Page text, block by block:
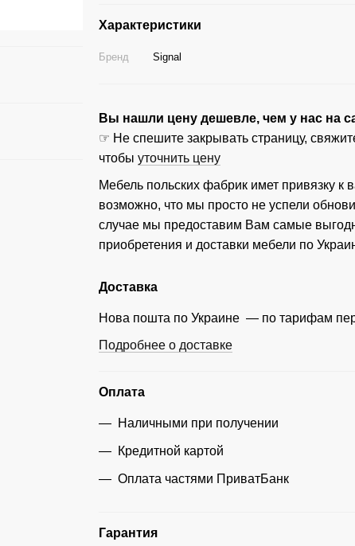
Характеристики
Бренд Signal
Вы нашли цену дешевле, чем у нас на
☞ Не спешите закрывать страницу,
чтобыуточнить цену
Мебель польских фабрик имет привязку к
возможно, что мы просто не успели
случае мы предоставим Вам самые
приобретения и доставки мебели по
Доставка
Нова пошта по Украине — по тарифам
Подробнее о доставке
Оплата
Наличными при получении
Кредитной картой
Оплата частями ПриватБанк
Гарантия